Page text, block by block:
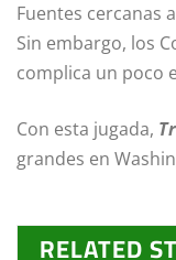
Fuentes cercanas
Sin embargo, los
complica un poco
Con esta jugada,
grandes en
RELATED